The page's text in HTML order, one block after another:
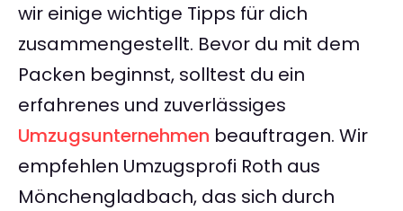
wir einige wichtige Tipps für dich
zusammengestellt. Bevor du mit dem
Packen beginnst, solltest du ein
erfahrenes und zuverlässiges
Umzugsunternehmen beauftragen. Wir
empfehlen Umzugsprofi Roth aus
Mönchengladbach, das sich durch